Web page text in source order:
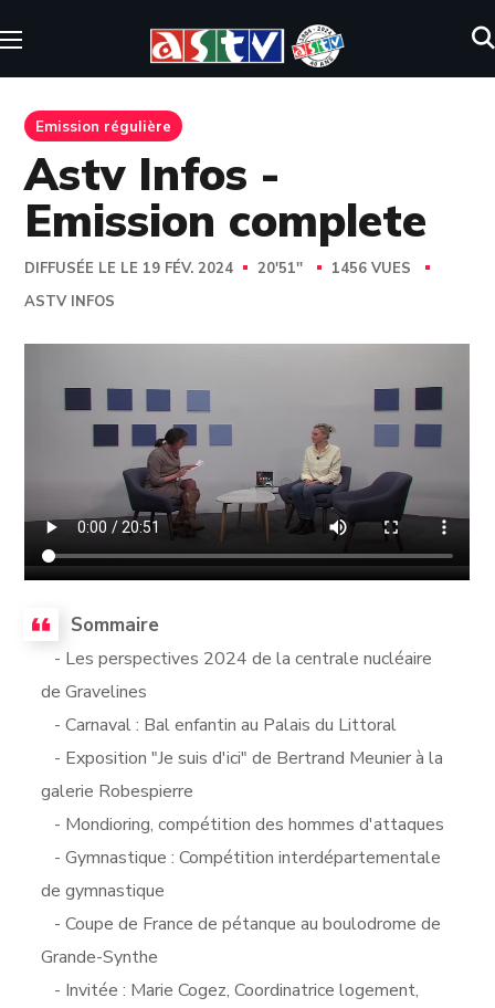
Emission régulière
Astv Infos -
Emission complete
DIFFUSÉE LE LE 19 FÉV. 2024 20'51''
1456 VUES
ASTV INFOS
Sommaire
- Les perspectives 2024 de la centrale nucléaire
de Gravelines
- Carnaval : Bal enfantin au Palais du Littoral
- Exposition "Je suis d'ici" de Bertrand Meunier à la
galerie Robespierre
- Mondioring, compétition des hommes d'attaques
- Gymnastique : Compétition interdépartementale
de gymnastique
- Coupe de France de pétanque au boulodrome de
Grande-Synthe
- Invitée : Marie Cogez, Coordinatrice logement,